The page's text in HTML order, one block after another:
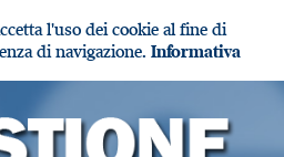
l'uso dei cookie al fine di
di navigazione. Informativa